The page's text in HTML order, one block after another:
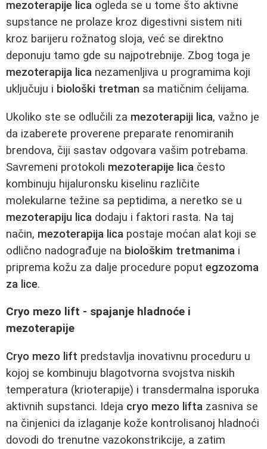
mezoterapije lica ogleda se u tome što aktivne
supstance ne prolaze kroz digestivni sistem niti
kroz barijeru rožnatog sloja, već se direktno
deponuju tamo gde su najpotrebnije. Zbog toga je
mezoterapija lica nezamenljiva u programima koji
uključuju i biološki tretman sa matičnim ćelijama.
Ukoliko ste se odlučili za mezoterapiji lica, važno je
da izaberete proverene preparate renomiranih
brendova, čiji sastav odgovara vašim potrebama.
Savremeni protokoli mezoterapije lica često
kombinuju hijaluronsku kiselinu različite
molekularne težine sa peptidima, a neretko se u
mezoterapiju lica dodaju i faktori rasta. Na taj
način, mezoterapija lica postaje moćan alat koji se
odlično nadograđuje na biološkim tretmanima i
priprema kožu za dalje procedure poput egzozoma
za lice.
Cryo mezo lift - spajanje hladnoće i
mezoterapije
Cryo mezo lift predstavlja inovativnu proceduru u
kojoj se kombinuju blagotvorna svojstva niskih
temperatura (krioterapije) i transdermalna isporuka
aktivnih supstanci. Ideja cryo mezo lifta zasniva se
na činjenici da izlaganje kože kontrolisanoj hladnoći
dovodi do trenutne vazokonstrikcije, a zatim